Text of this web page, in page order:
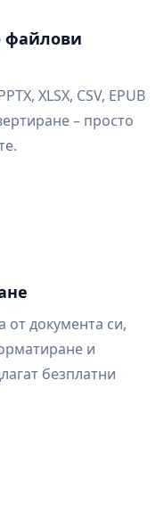
файлови
XLSX, CSV, EPUB
– просто
от документа си,
и
безплатни